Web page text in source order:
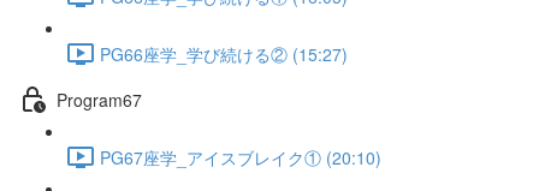
PG66座学_学び続ける② (15:27)
Program67
PG67座学_アイスブレイク① (20:10)